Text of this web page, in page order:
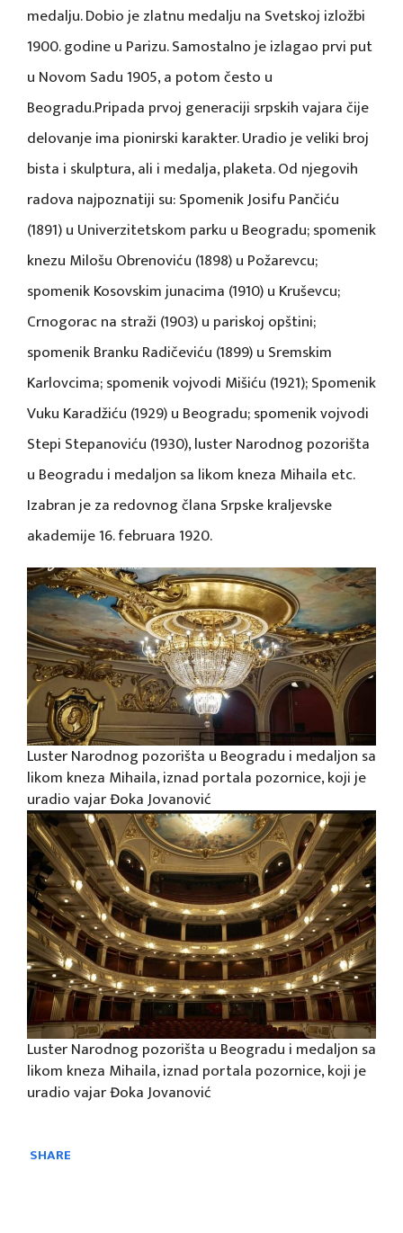
medalju. Dobio je zlatnu medalju na Svetskoj izložbi
1900. godine u Parizu. Samostalno je izlagao prvi put
u Novom Sadu 1905, a potom često u
Beogradu.Pripada prvoj generaciji srpskih vajara čije
delovanje ima pionirski karakter. Uradio je veliki broj
bista i skulptura, ali i medalja, plaketa. Od njegovih
radova najpoznatiji su: Spomenik Josifu Pančiću
(1891) u Univerzitetskom parku u Beogradu; spomenik
knezu Milošu Obrenoviću (1898) u Požarevcu;
spomenik Kosovskim junacima (1910) u Kruševcu;
Crnogorac na straži (1903) u pariskoj opštini;
spomenik Branku Radičeviću (1899) u Sremskim
Karlovcima; spomenik vojvodi Mišiću (1921); Spomenik
Vuku Karadžiću (1929) u Beogradu; spomenik vojvodi
Stepi Stepanoviću (1930), luster Narodnog pozorišta
u Beogradu i medaljon sa likom kneza Mihaila etc.
Izabran je za redovnog člana Srpske kraljevske
akademije 16. februara 1920.
Luster Narodnog pozorišta u Beogradu i medaljon sa
likom kneza Mihaila, iznad portala pozornice, koji je
uradio vajar Đoka Jovanović
Luster Narodnog pozorišta u Beogradu i medaljon sa
likom kneza Mihaila, iznad portala pozornice, koji je
uradio vajar Đoka Jovanović
SHARE